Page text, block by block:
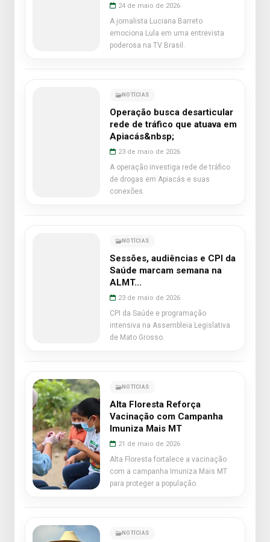
24 de maio de 2026
A jornalista Luciana Barreto
emociona Lula em uma entrevista
poderosa na TV Brasil.
NOTÍCIAS
Operação busca desarticular
rede de tráfico que atuava em
Apiacás&nbsp;
23 de maio de 2026
A operação investiga rede de tráfico
de drogas em Apiacás e suas
conexões.
NOTÍCIAS
Sessões, audiências e CPI da
Saúde marcam semana na
ALMT...
23 de maio de 2026
CPI da Saúde e programação
intensiva na Assembleia Legislativa
de Mato Grosso.
NOTÍCIAS
Alta Floresta Reforça
Vacinação com Campanha
Imuniza Mais MT
21 de maio de 2026
Alta Floresta fortalece a vacinação
com a campanha Imuniza Mais MT
para proteger a população.
NOTÍCIAS